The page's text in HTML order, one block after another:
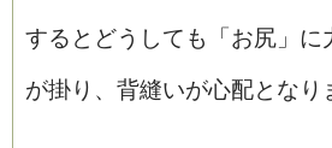
するとどうしても「お尻」に
が掛り、背縫いが心配となり